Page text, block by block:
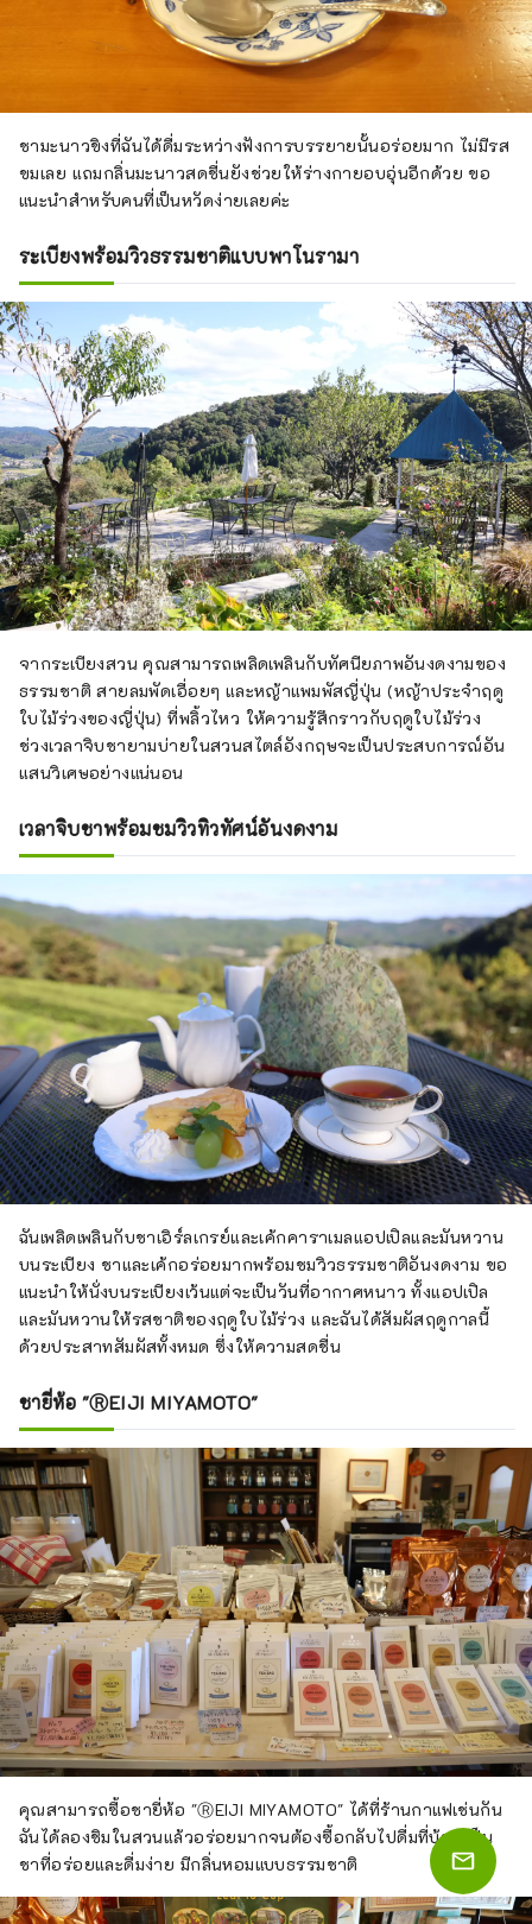
ชามะนาวขิงที่ฉันได้ดื่มระหว่างฟังการบรรยายนั้นอร่อยมาก ไม่มีรส
ขมเลย แถมกลิ่นมะนาวสดชื่นยังช่วยให้ร่างกายอบอุ่นอีกด้วย ขอ
แนะนำสำหรับคนที่เป็นหวัดง่ายเลยค่ะ
ระเบียงพร้อมวิวธรรมชาติแบบพาโนรามา
จากระเบียงสวน คุณสามารถเพลิดเพลินกับทัศนียภาพอันงดงามของ
ธรรมชาติ สายลมพัดเอื่อยๆ และหญ้าแพมพัสญี่ปุ่น (หญ้าประจำฤดู
ใบไม้ร่วงของญี่ปุ่น) ที่พลิ้วไหว ให้ความรู้สึกราวกับฤดูใบไม้ร่วง
ช่วงเวลาจิบชายามบ่ายในสวนสไตล์อังกฤษจะเป็นประสบการณ์อัน
แสนวิเศษอย่างแน่นอน
เวลาจิบชาพร้อมชมวิวทิวทัศน์อันงดงาม
ฉันเพลิดเพลินกับชาเอิร์ลเกรย์และเค้กคาราเมลแอปเปิลและมันหวาน
บนระเบียง ชาและเค้กอร่อยมากพร้อมชมวิวธรรมชาติอันงดงาม ขอ
แนะนำให้นั่งบนระเบียงเว้นแต่จะเป็นวันที่อากาศหนาว ทั้งแอปเปิล
และมันหวานให้รสชาติของฤดูใบไม้ร่วง และฉันได้สัมผัสฤดูกาลนี้
ด้วยประสาทสัมผัสทั้งหมด ซึ่งให้ความสดชื่น
ชายี่ห้อ "ⓇEIJI MIYAMOTO"
คุณสามารถซื้อชายี่ห้อ "ⓇEIJI MIYAMOTO" ได้ที่ร้านกาแฟเช่นกัน
ฉันได้ลองชิมในสวนแล้วอร่อยมากจนต้องซื้อกลับไปดื่มที่บ้าน เป็น
ชาที่อร่อยและดื่มง่าย มีกลิ่นหอมแบบธรรมชาติ